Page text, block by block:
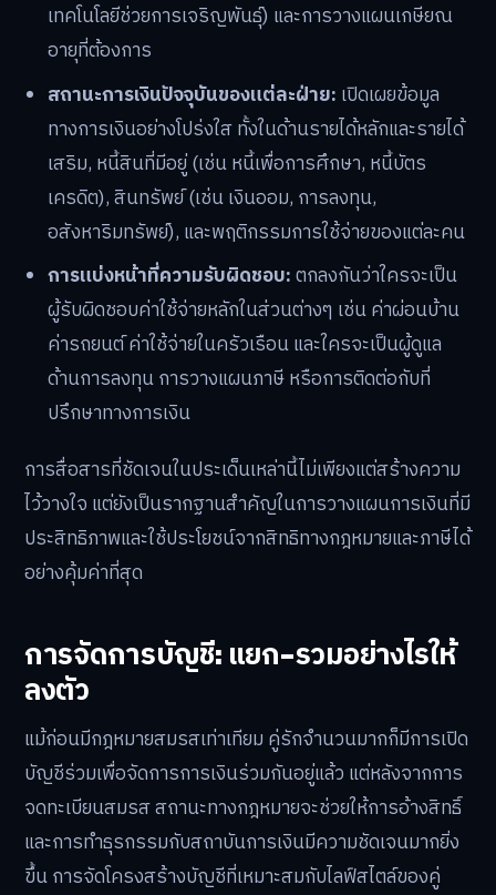
เทคโนโลยีช่วยการเจริญพันธุ์) และการวางแผนเกษียณ
อายุที่ต้องการ
สถานะการเงินปัจจุบันของแต่ละฝ่าย: เปิดเผยข้อมูล
ทางการเงินอย่างโปร่งใส ทั้งในด้านรายได้หลักและรายได้
เสริม, หนี้สินที่มีอยู่ (เช่น หนี้เพื่อการศึกษา, หนี้บัตร
เครดิต), สินทรัพย์ (เช่น เงินออม, การลงทุน,
อสังหาริมทรัพย์), และพฤติกรรมการใช้จ่ายของแต่ละคน
การแบ่งหน้าที่ความรับผิดชอบ:ตกลงกันว่าใครจะเป็น
ผู้รับผิดชอบค่าใช้จ่ายหลักในส่วนต่างๆ เช่น ค่าผ่อนบ้าน
ค่ารถยนต์ ค่าใช้จ่ายในครัวเรือน และใครจะเป็นผู้ดูแล
ด้านการลงทุน การวางแผนภาษี หรือการติดต่อกับที่
ปรึกษาทางการเงิน
การสื่อสารที่ชัดเจนในประเด็นเหล่านี้ไม่เพียงแต่สร้างความ
ไว้วางใจ แต่ยังเป็นรากฐานสำคัญในการวางแผนการเงินที่มี
ประสิทธิภาพและใช้ประโยชน์จากสิทธิทางกฎหมายและภาษีได้
อย่างคุ้มค่าที่สุด
การจัดการบัญชี: แยก-รวมอย่างไรให้
ลงตัว
แม้ก่อนมีกฎหมายสมรสเท่าเทียม คู่รักจำนวนมากก็มีการเปิด
บัญชีร่วมเพื่อจัดการการเงินร่วมกันอยู่แล้ว แต่หลังจากการ
จดทะเบียนสมรส สถานะทางกฎหมายจะช่วยให้การอ้างสิทธิ์
และการทำธุรกรรมกับสถาบันการเงินมีความชัดเจนมากยิ่ง
ขึ้น การจัดโครงสร้างบัญชีที่เหมาะสมกับไลฟ์สไตล์ของคู่